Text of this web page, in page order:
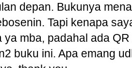
depan. Bukunya
Tapi kenapa
ya mba, padahal ada
buku ini. Apa emang